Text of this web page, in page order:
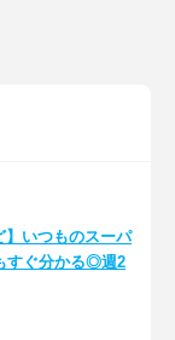
】いつものスーパ
すぐ分かる◎週2